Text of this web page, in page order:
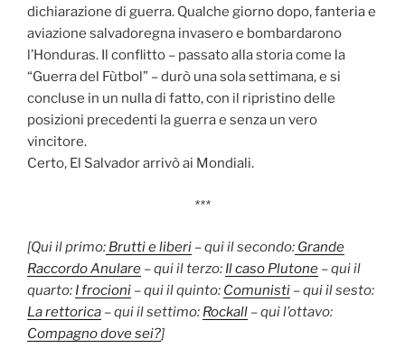
dichiarazione di guerra. Qualche giorno dopo, fanteria e
aviazione salvadoregna invasero e bombardarono
l’Honduras. Il conflitto – passato alla storia come la
“Guerra del Fùtbol” – durò una sola settimana, e si
concluse in un nulla di fatto, con il ripristino delle
posizioni precedenti la guerra e senza un vero
vincitore.
Certo, El Salvador arrivò ai Mondiali.
***
[Qui il primo: Brutti e liberi –qui il secondo: Grande
Raccordo Anulare –qui il terzo: Il caso Plutone –qui il
quarto: I frocioni –qui il quinto: Comunisti –qui il sesto:
La rettorica –qui il settimo: Rockall –qui l’ottavo:
Compagno dove sei?]